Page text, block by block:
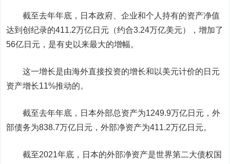
截至去年年底，日本政府、企业和个人持有的资产净值
达到创纪录的411.2万亿日元（约合3.24万亿美元），增加了
56亿日元，是有史以来最大的增幅。
这一增长是由海外直接投资的增长和 以美元计价的日元
资产增长11%推动的。
截至去年年底，日本外部总资产为1249.9万亿日元，外
部债务为838.7万亿日元，外部净资产为411.2万亿日元。
截至2021年底，日本的外部净资产是世界第二大债权国